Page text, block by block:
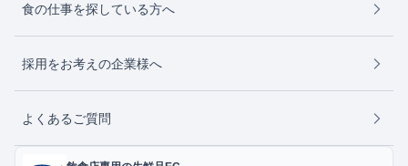
食の仕事を探している方へ
採用をお考えの企業様へ
よくあるご質問